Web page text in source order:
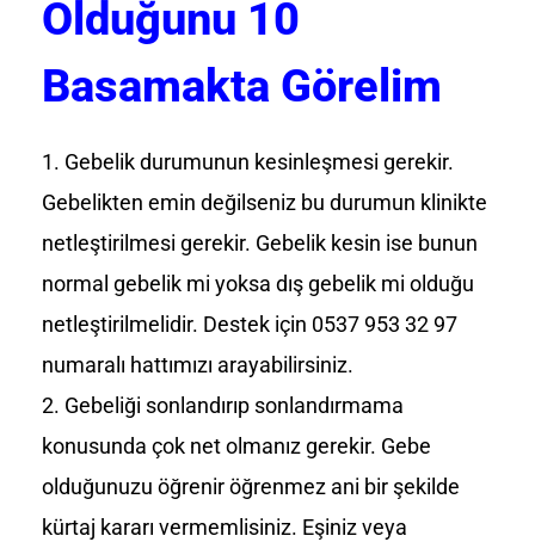
Olduğunu 10
Basamakta Görelim
Gebelik durumunun kesinleşmesi gerekir.
Gebelikten emin değilseniz bu durumun klinikte
netleştirilmesi gerekir. Gebelik kesin ise bunun
normal gebelik mi yoksa dış gebelik mi olduğu
netleştirilmelidir. Destek için 0537 953 32 97
numaralı hattımızı arayabilirsiniz.
Gebeliği sonlandırıp sonlandırmama
konusunda çok net olmanız gerekir. Gebe
olduğunuzu öğrenir öğrenmez ani bir şekilde
kürtaj kararı vermemlisiniz. Eşiniz veya